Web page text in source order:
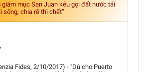
giám mục San Juan kêu gọi đất nước tái
sống, chia rẽ thì chết”
Fides, 2/10/2017) - "Dù cho Puerto